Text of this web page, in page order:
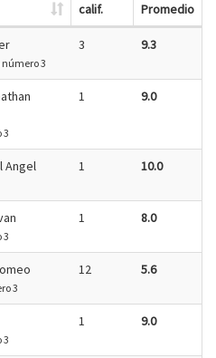
calif.
Promedio
número 3
3 9.3
3
1 9.0
Angel 1 10.0
3
1 8.0
3
12 5.6
3
1 9.0